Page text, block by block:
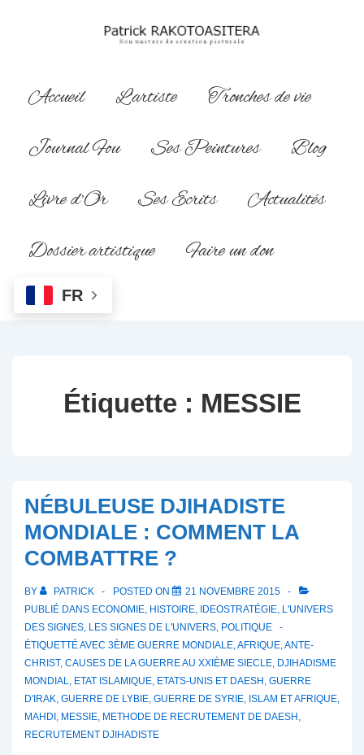
principal
Navigation
Accueil L’artiste
Tronches de vie
Journal Fou
Ses Peintures
Blog
Livre d’Or
Ses Ecrits
Actualités
Dossier artistique
Faire un don
FR
Étiquette : MESSIE
NÉBULEUSE DJIHADISTE
MONDIALE : COMMENT LA
COMBATTRE ?
BY PATRICK POSTED ON
21 NOVEMBRE 2015
PUBLIÉ DANS ECONOMIE, HISTOIRE, IDEOSTRATÉGIE, L'UNIVERS
DES SIGNES, LES SIGNES DE L'UNIVERS, POLITIQUE
ÉTIQUETTÉ AVEC 3ÈME GUERRE MONDIALE,AFRIQUE,ANTE-
CHRIST, CAUSES DE LA GUERRE AU XXIÈME SIECLE, DJIHADISME
MONDIAL, ETAT ISLAMIQUE, ETATS-UNIS ET DAESH , GUERRE
D'IRAK, GUERRE DE LYBIE, GUERRE DE SYRIE, ISLAM ET AFRIQUE,
MAHDI , MESSIE, METHODE DE RECRUTEMENT DE DAESH ,
RECRUTEMENT DJIHADISTE